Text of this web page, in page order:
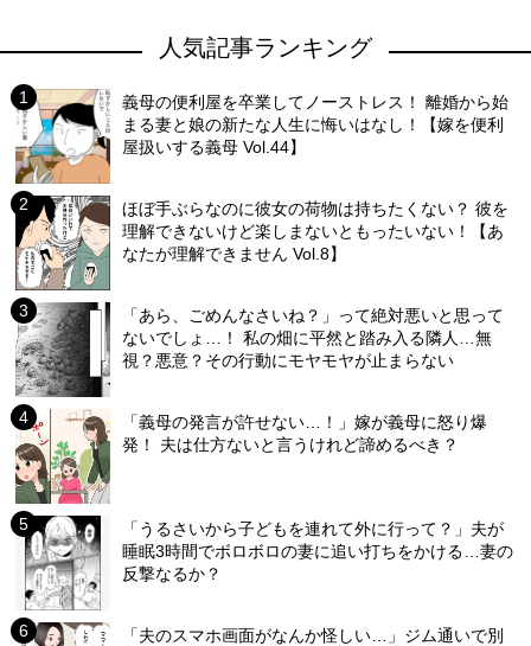
人気記事ランキング
義母の便利屋を卒業してノーストレス！ 離婚から始
まる妻と娘の新たな人生に悔いはなし！【嫁を便利
屋扱いする義母 Vol.44】
ほぼ手ぶらなのに彼女の荷物は持ちたくない？ 彼を
理解できないけど楽しまないともったいない！【あ
なたが理解できません Vol.8】
「あら、ごめんなさいね？」って絶対悪いと思って
ないでしょ…！ 私の畑に平然と踏み入る隣人…無
視？悪意？その行動にモヤモヤが止まらない
「義母の発言が許せない…！」嫁が義母に怒り爆
発！ 夫は仕方ないと言うけれど諦めるべき？
「うるさいから子どもを連れて外に行って？」夫が
睡眠3時間でボロボロの妻に追い打ちをかける…妻の
反撃なるか？
「夫のスマホ画面がなんか怪しい…」ジム通いで別